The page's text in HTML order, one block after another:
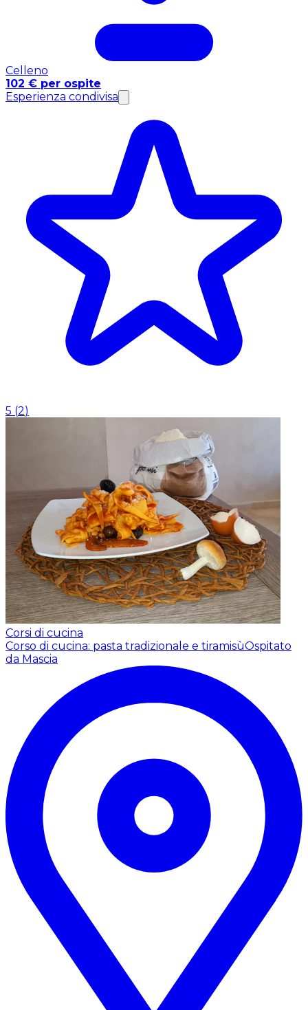
Celleno
102 € per ospite
Esperienza condivisa
5 (2)
Corsi di cucina
Corso di cucina: pasta tradizionale e tiramisùOspitato
da Mascia